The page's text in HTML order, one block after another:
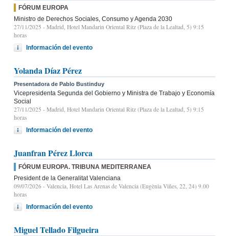
FÓRUM EUROPA
Ministro de Derechos Sociales, Consumo y Agenda 2030
27/11/2025 - Madrid, Hotel Mandarin Oriental Ritz (Plaza de la Lealtad, 5) 9:15
horas
Información del evento
Yolanda Díaz Pérez
Presentadora de Pablo Bustinduy
Vicepresidenta Segunda del Gobierno y Ministra de Trabajo y Economía
Social
27/11/2025 - Madrid, Hotel Mandarin Oriental Ritz (Plaza de la Lealtad, 5) 9:15
horas
Información del evento
Juanfran Pérez Llorca
FÓRUM EUROPA. TRIBUNA MEDITERRANEA
President de la Generalitat Valenciana
09/07/2026 - Valencia, Hotel Las Arenas de Valencia (Eugènia Viñes, 22, 24) 9.00
horas
Información del evento
Miguel Tellado Filgueira